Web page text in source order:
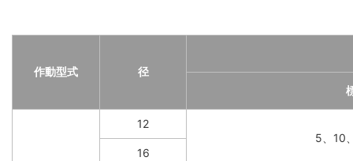
作動型式
径
12
5、10
16